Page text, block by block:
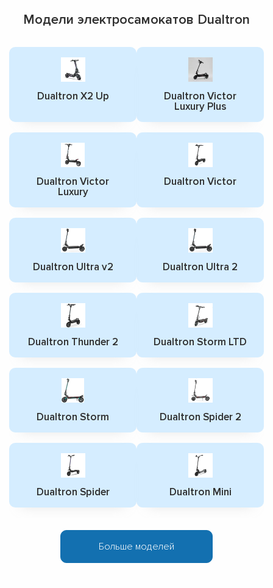
Модели электросамокатов Dualtron
Dualtron X2 Up
Dualtron Victor
Luxury Plus
Dualtron Victor
Luxury
Dualtron Victor
Dualtron Ultra v2 Dualtron Ultra 2
Dualtron Thunder 2 Dualtron Storm LTD
Dualtron Storm Dualtron Spider 2
Dualtron Spider Dualtron Mini
Больше моделей